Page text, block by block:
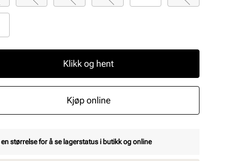
Klikk og hent
Kjøp online
størrelse for å se lagerstatus i butikk og online